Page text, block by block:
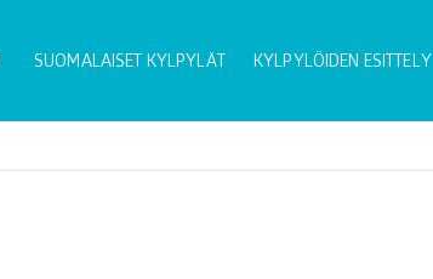
SUOMALAISET KYLPYLÄT KYLPYLÖIDEN ESITTELY